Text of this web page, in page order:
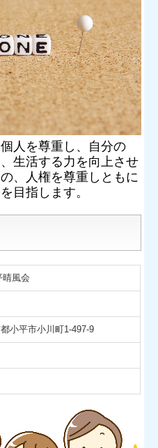
人を尊重し、自分の
生活する力を向上させ
、人権を尊重しともに
目指します。
晴風会
小平市小川町1-497-9